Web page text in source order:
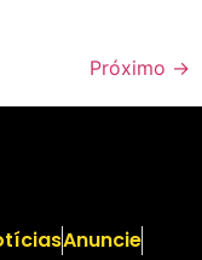
Próximo →
Anuncie